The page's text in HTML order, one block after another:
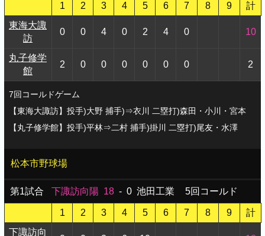
1 2 3 4 5 6 7 8 9
計
東海大諏
訪
0 0 4 0 2 4 0 10
丸子修学
館
2 0 0 0 0 0 0 2
7回コールドゲーム
【東海大諏訪】投手)大野 捕手)⇒衣川 二塁打)森田・小川・宮本
【丸子修学館】投手)平林⇒二村 捕手)掛川 二塁打)尾友・水澤
松本市野球場
第1試合 下諏訪向陽 18 - 0 池田工業 5回コールド
1 2 3 4 5 6 7 8 9
計
下諏訪向